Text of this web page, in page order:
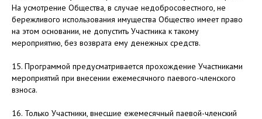
На усмотрение Общества, в случае недобросовестного, не
бережливого использования имущества Общество имеет право
на этом основании, не допустить Участника к такому
мероприятию, без возврата ему денежных средств.
15. Программой предусматривается прохождение Участниками
мероприятий при внесении ежемесячного паевого-членского
взноса.
16. Только Участники, внесшие ежемесячный паевой-членский